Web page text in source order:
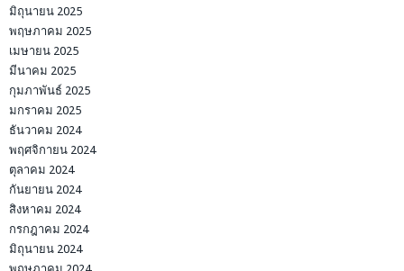
มิถุนายน 2025
พฤษภาคม 2025
เมษายน 2025
มีนาคม 2025
กุมภาพันธ์ 2025
มกราคม 2025
ธันวาคม 2024
พฤศจิกายน 2024
ตุลาคม 2024
กันยายน 2024
สิงหาคม 2024
กรกฎาคม 2024
มิถุนายน 2024